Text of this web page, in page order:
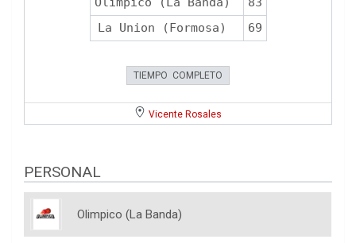
La Union (Formosa)
69
TIEMPO COMPLETO
Vicente Rosales
PERSONAL
Olimpico (La Banda)